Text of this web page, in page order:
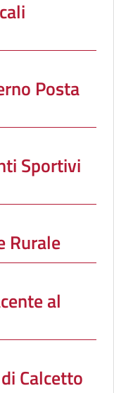
Posta
Sportivi
Rurale
al
Calcetto